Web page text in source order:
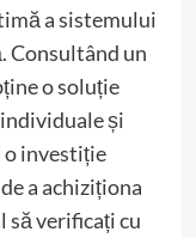
a sistemului
Consultând un
o soluție
și
investiție
a achiziționa
să verificați cu